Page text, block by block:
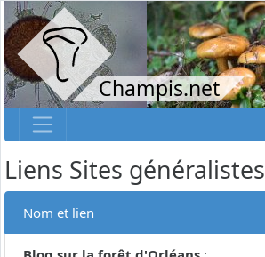
Champis.net
Liens Sites généralistes
Nom et lien